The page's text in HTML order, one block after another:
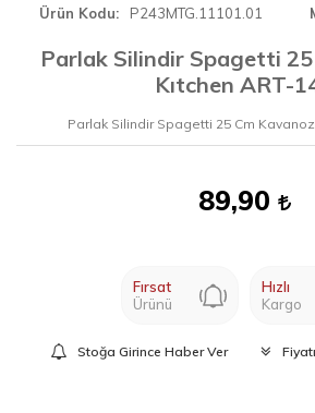
Ürün Kodu P243MTG.11101.01
Parlak Silindir Spagetti
Kıtchen ART-
Parlak Silindir Spagetti 25 Cm Kavanoz
89,90
Fırsat
Ürünü
Hızlı
Kargo
Stoğa Girince Haber Ver